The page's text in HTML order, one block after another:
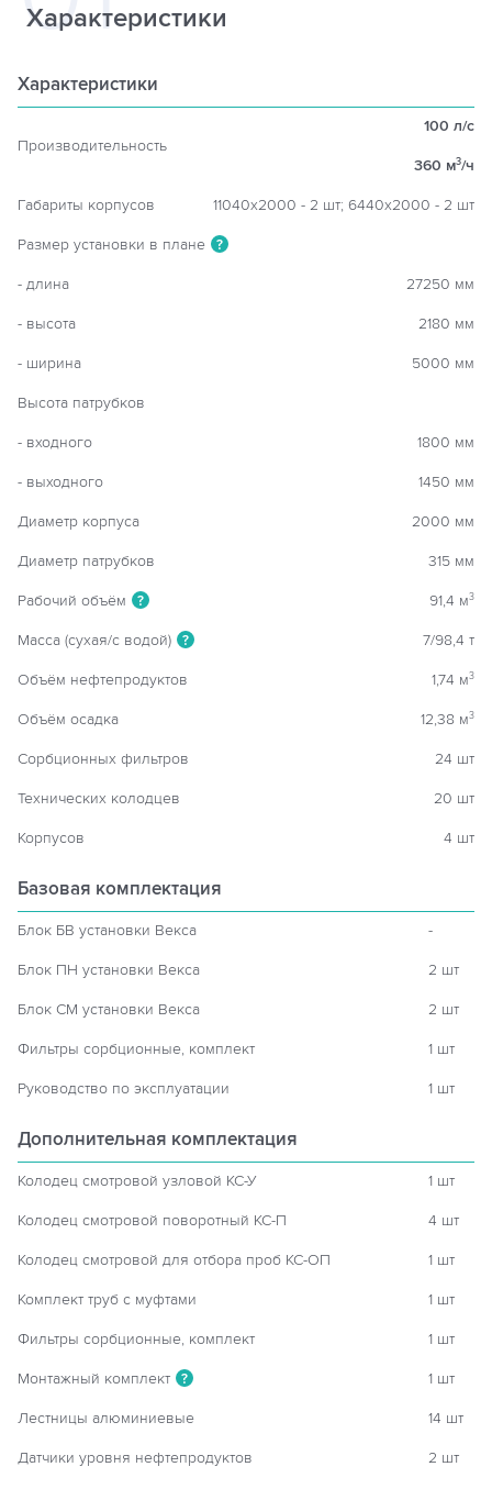
Характеристики
Характеристики
Производительность
100 л/с
360 м3/ч
Габариты корпусов 11040х2000 - 2 шт; 6440х2000 - 2 шт
Размер установки в плане ?
- длина 27250 мм
- высота 2180 мм
- ширина 5000 мм
Высота патрубков
- входного 1800 мм
- выходного 1450 мм
Диаметр корпуса 2000 мм
Диаметр патрубков 315 мм
Рабочий объём ? 91,4 м3
Масса (сухая/с водой) ? 7/98,4 т
Объём нефтепродуктов 1,74 м3
Объём осадка 12,38 м3
Сорбционных фильтров 24 шт
Технических колодцев 20 шт
Корпусов 4 шт
Базовая комплектация
Блок БВ установки Векса -
Блок ПН установки Векса 2 шт
Блок СМ установки Векса 2 шт
Фильтры сорбционные, комплект 1 шт
Руководство по эксплуатации 1 шт
Дополнительная комплектация
Колодец смотровой узловой КС-У 1 шт
Колодец смотровой поворотный КС-П 4 шт
Колодец смотровой для отбора проб КС-ОП 1 шт
Комплект труб с муфтами 1 шт
Фильтры сорбционные, комплект 1 шт
Монтажный комплект ? 1 шт
Лестницы алюминиевые 14 шт
Датчики уровня нефтепродуктов 2 шт